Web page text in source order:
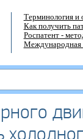
Терминология и
Как получить
Роспатент -
Международная